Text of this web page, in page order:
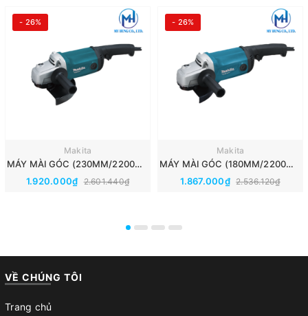
- 26%
Makita
MÁY MÀI GÓC (230MM/2200W/CÔNG TẮC BÓP) MAKITA M0921B
1.920.000₫ 2.601.440₫
- 26%
Makita
MÁY MÀI GÓC (180MM/2200W/CÔNG TẮC BÓP) MAKITA M0920B
1.867.000₫ 2.536.120₫
VỀ CHÚNG TÔI
Trang chủ